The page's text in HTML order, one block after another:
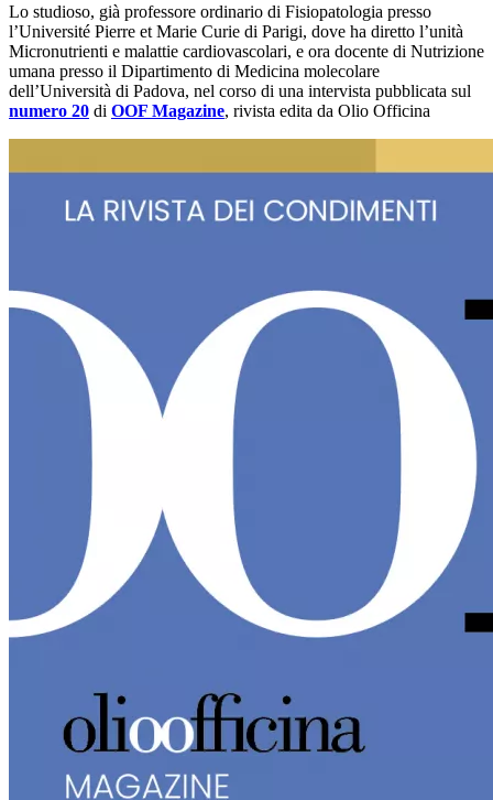
Lo studioso, già professore ordinario di Fisiopatologia presso
l’Université Pierre et Marie Curie di Parigi, dove ha diretto l’unità
Micronutrienti e malattie cardiovascolari, e ora docente di Nutrizione
umana presso il Dipartimento di Medicina molecolare
dell’Università di Padova, nel corso di una intervista pubblicata sul
numero 20 di OOF Magazine, rivista edita da Olio Officina